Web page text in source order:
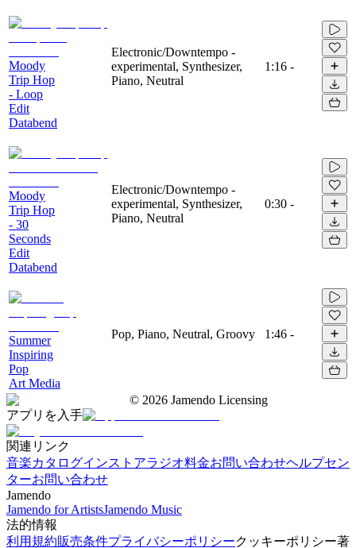
Moody
Trip Hop
- Loop
Edit
Databend
Electronic/Downtempo -
experimental, Synthesizer,
Piano, Neutral
1:16 -
Moody
Trip Hop
- 30
Seconds
Edit
Databend
Electronic/Downtempo -
experimental, Synthesizer,
Piano, Neutral
0:30 -
Summer
Inspiring
Pop
Art Media
Pop, Piano, Neutral, Groovy 1:46 -
© 2026 Jamendo Licensing
アプリを入手
関連リンク
音楽カタログインストアラジオ料金お問い合わせヘルプセン
ターお問い合わせ
Jamendo
Jamendo for ArtistsJamendo Music
法的情報
利用規約販売条件プライバシーポリシークッキーポリシー著